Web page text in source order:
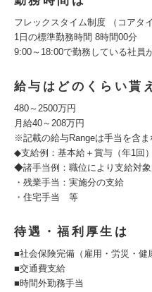
フレックスタイム制度 （コアタ
1日の標準勤務時間 8時間00分
9:00～18:00で勤務している社員
給与はどのくらい貰
480～2500万円
月給40～208万円
※記載の給与Rangeは手当を含ま
◆支給例：基本給＋賞与（年1回
◆諸手当例：職位により支給対象
・残業手当：実施分の支給
・住宅手当 等
待遇・福利厚生は
■社会保険完備（雇用・労災・健
■交通費支給
■時間外勤務手当